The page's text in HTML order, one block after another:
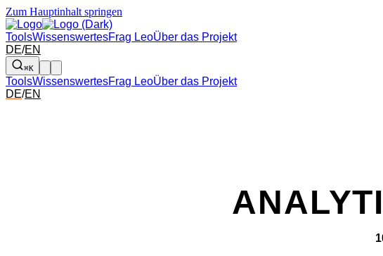
Zum Hauptinhalt springen
ToolsWissenswertesFrag LeoÜber das Projekt
DE/EN
⌘K
ToolsWissenswertesFrag LeoÜber das Projekt
DE/EN